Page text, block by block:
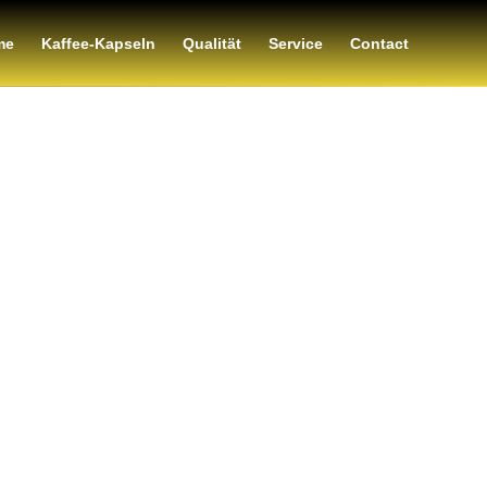
Kaffee-Kapseln Qualität Service Contact